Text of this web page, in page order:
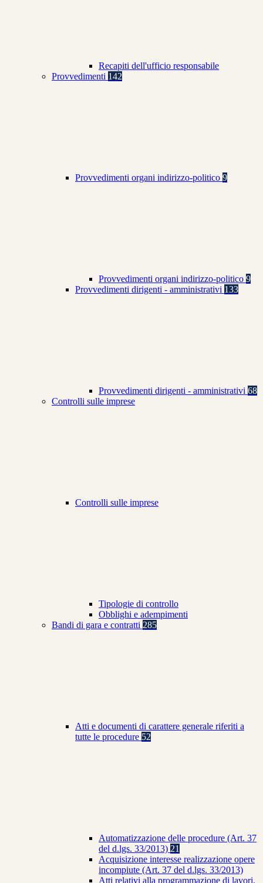
Recapiti dell'ufficio responsabile
Provvedimenti 142
Provvedimenti organi indirizzo-politico 9
Provvedimenti organi indirizzo-politico 9
Provvedimenti dirigenti - amministrativi 133
Provvedimenti dirigenti - amministrativi 68
Controlli sulle imprese
Controlli sulle imprese
Tipologie di controllo
Obblighi e adempimenti
Bandi di gara e contratti 285
Atti e documenti di carattere generale riferiti a
tutte le procedure 52
Automatizzazione delle procedure (Art. 37
del d.lgs. 33/2013) 21
Acquisizione interesse realizzazione opere
incompiute (Art. 37 del d.lgs. 33/2013)
Atti relativi alla programmazione di lavori,